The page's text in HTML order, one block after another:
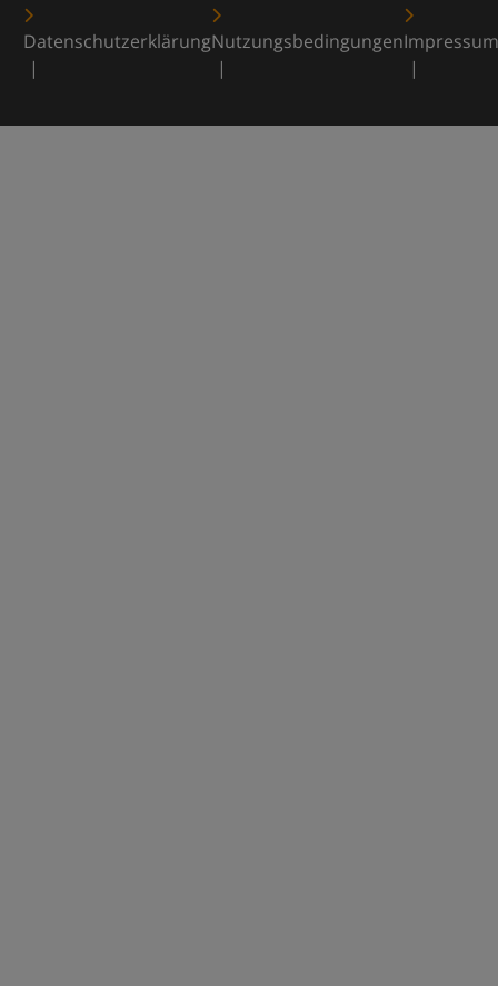
DatenschutzerklärungNutzungsbedingungenImpressum